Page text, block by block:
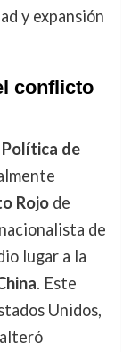
y expansión
conflicto
Política de
Rojode
de
lugar a la
. Este
Unidos,